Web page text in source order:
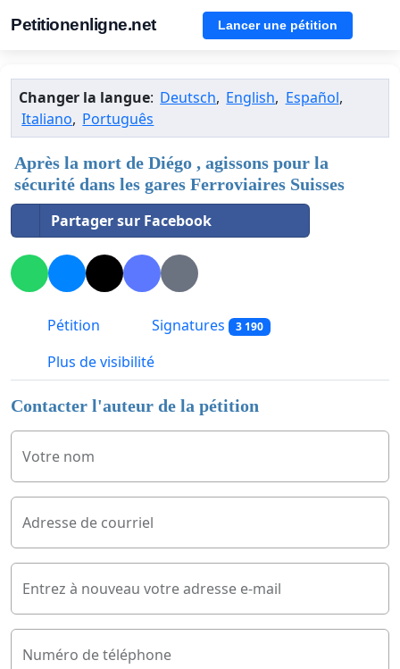
Petitionenligne.net Lancer une pétition
Changer la langue: Deutsch, English, Español,
Italiano, Português
Après la mort de Diégo , agissons pour la
sécurité dans les gares Ferroviaires Suisses
Partager sur Facebook
Pétition Signatures 3 190
Plus de visibilité
Contacter l'auteur de la pétition
Votre nom
Adresse de courriel
Entrez à nouveau votre adresse e-mail
Numéro de téléphone